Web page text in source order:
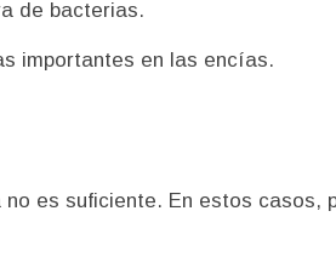
de bacterias.
importantes en las encías.
es suficiente. En estos casos,